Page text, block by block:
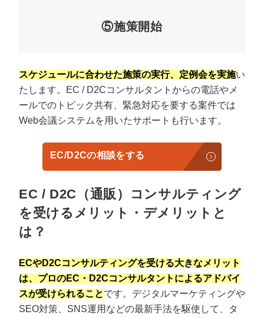
⑤施策開始
スケジュールに合わせた施策の実行、定例会を実施い
たします。EC / D2Cコンサルタントからの電話やメ
ールでのトピック共有、緊急対応を要する案件では
Web会議システムを用いたサポートも行います。
EC/D2Cの相談をする
EC / D2C（通販）コンサルティング
を受けるメリット・デメリットと
は？
ECやD2Cコンサルティングを受ける大きなメリット
は、プロのEC・D2Cコンサルタントによるアドバイ
スが受けられることです。デジタルマーケティングや
SEO対策、SNS運用などの最新手法を駆使して、タ